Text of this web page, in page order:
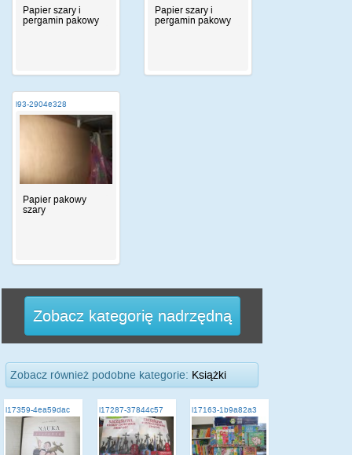
Papier szary i
pergamin pakowy
Papier szary i
pergamin pakowy
i93-2904e328
Papier pakowy
szary
Zobacz kategorię nadrzędną
Zobacz również podobne kategorie: Książki
i17359-4ea59dac i17287-37844c57 i17163-1b9a82a3